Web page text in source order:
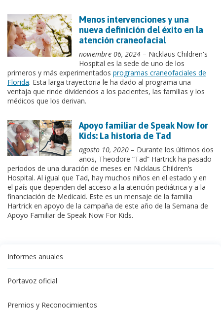
Menos intervenciones y una
nueva definición del éxito en la
atención craneofacial
noviembre 06, 2024 – Nicklaus Children's
Hospital es la sede de uno de los
primeros y más experimentados programas craneofaciales de
Florida. Esta larga trayectoria le ha dado al programa una
ventaja que rinde dividendos a los pacientes, las familias y los
médicos que los derivan.
Apoyo familiar de Speak Now for
Kids: La historia de Tad
agosto 10, 2020 – Durante los últimos dos
años, Theodore “Tad” Hartrick ha pasado
períodos de una duración de meses en Nicklaus Children’s
Hospital. Al igual que Tad, hay muchos niños en el estado y en
el país que dependen del acceso a la atención pediátrica y a la
financiación de Medicaid. Este es un mensaje de la familia
Hartrick en apoyo de la campaña de este año de la Semana de
Apoyo Familiar de Speak Now For Kids.
Informes anuales
Portavoz oficial
Premios y Reconocimientos